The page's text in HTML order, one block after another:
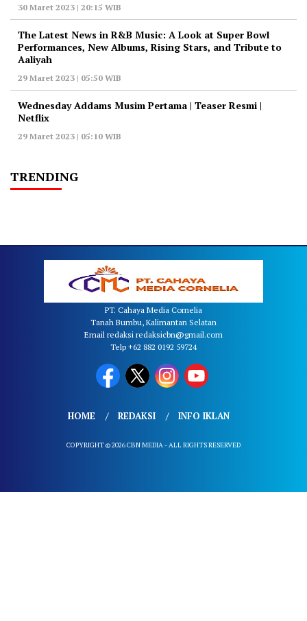
30 Maret 2023 | 20:15 WIB
The Latest News in R&B Music: A Look at Super Bowl
Performances, New Albums, Rising Stars, and Tribute to
Aaliyah
29 Maret 2023 | 05:50 WIB
Wednesday Addams Musim Pertama | Teaser Resmi |
Netflix
29 Maret 2023 | 05:10 WIB
TRENDING
PT. Cahaya Media Cornelia
Tanah Bumbu, Kalimantan Selatan
Email redaksi redaksicbn@gmail.com
Telp +62 882 0192 59724
HOME REDAKSI INFO IKLAN
COPYRIGHT © 2026 CBN MEDIA - ALL RIGHTS RESERVED